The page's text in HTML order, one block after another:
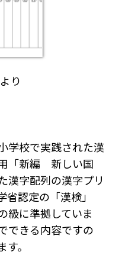
り
学校で実践された漢
「新編 新しい国
漢字配列の漢字プリ
認定の「漢検」
級に準拠していま
できる内容ですの
。